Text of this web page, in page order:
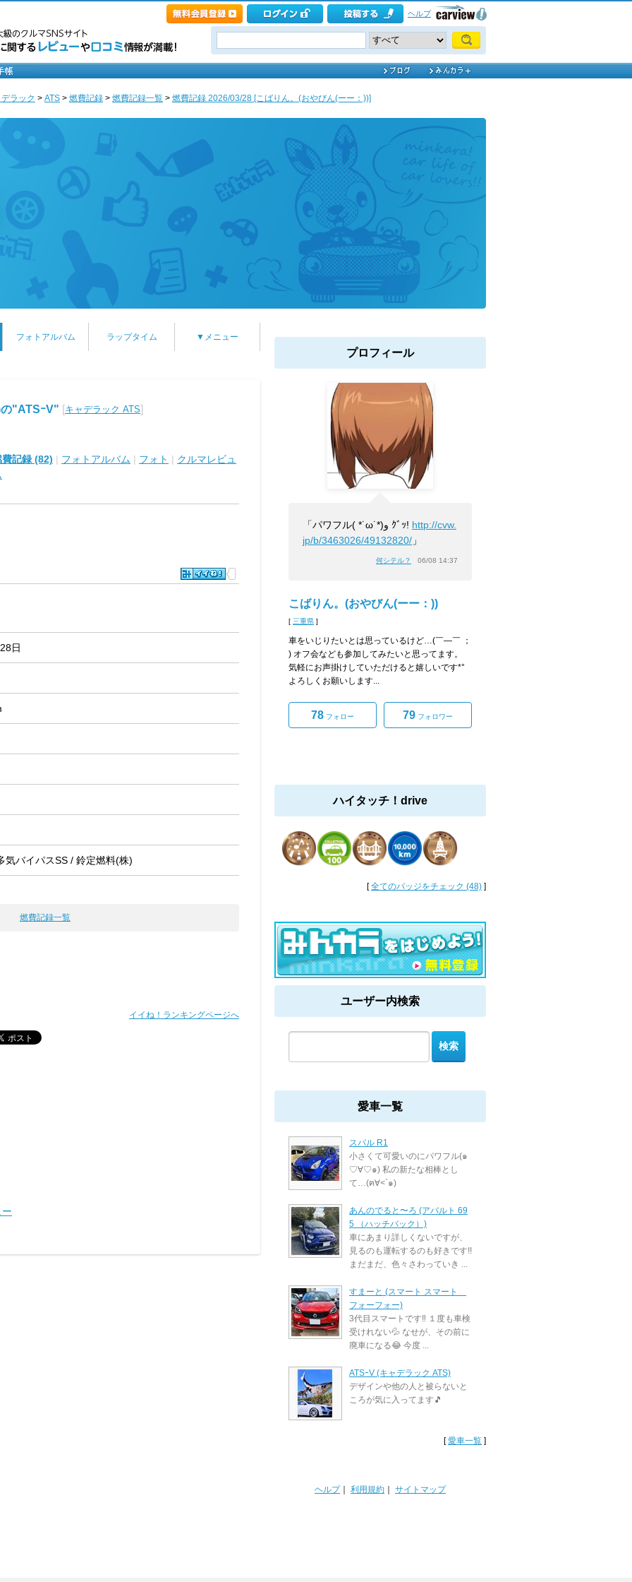
ヘルプ
ラック > ATS > 燃費記録 > 燃費記録一覧 > 燃費記録 2026/03/28 [こばりん。(おやびん(ーー：))]
フォトアルバム ラップタイム ▼メニュー
"ATSｰV" [キャデラック ATS]
費記録 (82) | フォトアルバム | フォト | クルマレビュ
日
気バイパスSS / 鈴定燃料(株)
燃費記録一覧
イイね！ランキングページへ
プロフィール
「パワフル( *˙ω˙*)و ｸﾞｯ! http://cvw.
jp/b/3463026/49132820/ 」
何シテル？ 06/08 14:37
こばりん。(おやびん(ーー：))
[ 三重県 ]
車をいじりたいとは思っているけど…(￣―￣ ；
) オフ会なども参加してみたいと思ってます。
気軽にお声掛けしていただけると嬉しいです*°
よろしくお願いします...
78 フォロー 79 フォロワー
ハイタッチ！drive
[全てのバッジをチェック (48) ]
ユーザー内検索
愛車一覧
スバル R1
小さくて可愛いのにパワフル(๑
♡∀♡๑) 私の新たな相棒とし
て…(ฅ∀<`๑)
あんのでると〜ろ (アバルト 69
5 （ハッチバック）)
車にあまり詳しくないですが、
見るのも運転するのも好きです!!
まだまだ、色々さわっていき ...
すまーと (スマート スマート
フォーフォー)
3代目スマートです‼️ １度も車検
受けれない💦 なせが、その前に
廃車になる😂 今度 ...
ATSｰV (キャデラック ATS)
デザインや他の人と被らないと
ころが気に入ってます🎵
[愛車一覧 ]
ヘルプ｜ 利用規約 サイトマップ